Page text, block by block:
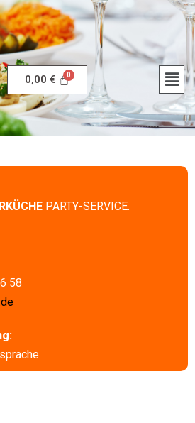
0,00 €
PARTY-SERVICE.
58